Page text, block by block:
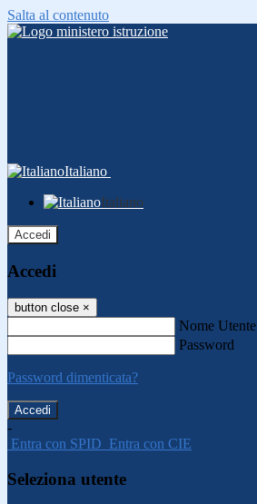
Salta al contenuto
Italiano
Italiano
Accedi
Accedi
button close ×
Nome Utente
Password
Password dimenticata?
-
Entra con SPID Entra con CIE
Seleziona utente